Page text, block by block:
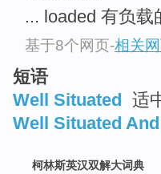
... loaded 有负载
基于8个网页-相关
短语
Well Situated 适
Well Situated
柯林斯英汉双解大词典